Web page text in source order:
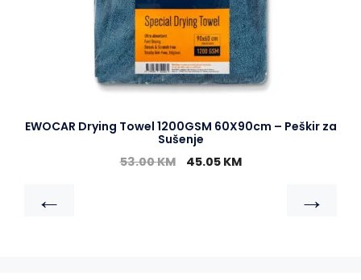
EWOCAR Drying Towel 1200GSM 60X90cm – Peškir za
Sušenje
53.00KM 45.05 KM
← →